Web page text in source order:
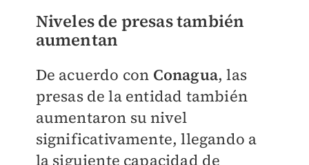
Niveles de presas también
aumentan
De acuerdo con Conagua, las
presas de la entidad también
aumentaron su nivel
significativamente, llegando a
la siguiente capacidad de